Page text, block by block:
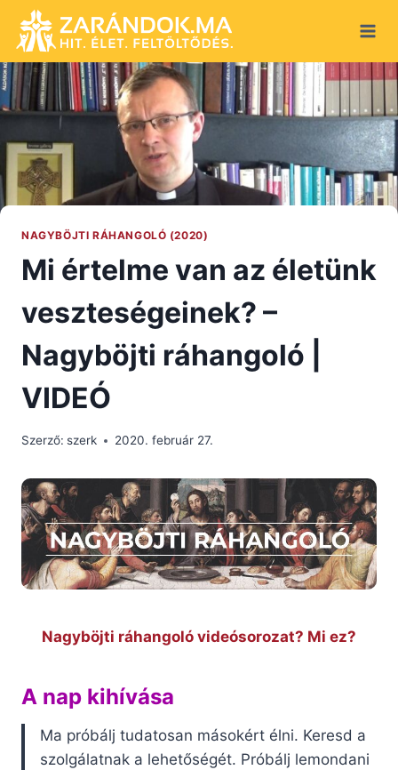
content
NAGYBÖJTI RÁHANGOLÓ (2020)
Mi értelme van az életünk
veszteségeinek? –
Nagyböjti ráhangoló |
VIDEÓ
Szerző: szerk 2020. február 27.
Nagyböjti ráhangoló videósorozat? Mi ez?
A nap kihívása
Ma próbálj tudatosan másokért élni. Keresd a
szolgálatnak a lehetőségét. Próbálj lemondani